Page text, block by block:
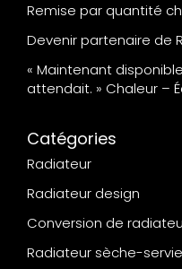
Remise par quantité
Devenir partenaire de
« Maintenant
attendait. » Chaleur –
Catégories
Radiateur
Radiateur design
Conversion de
Radiateur sèche-